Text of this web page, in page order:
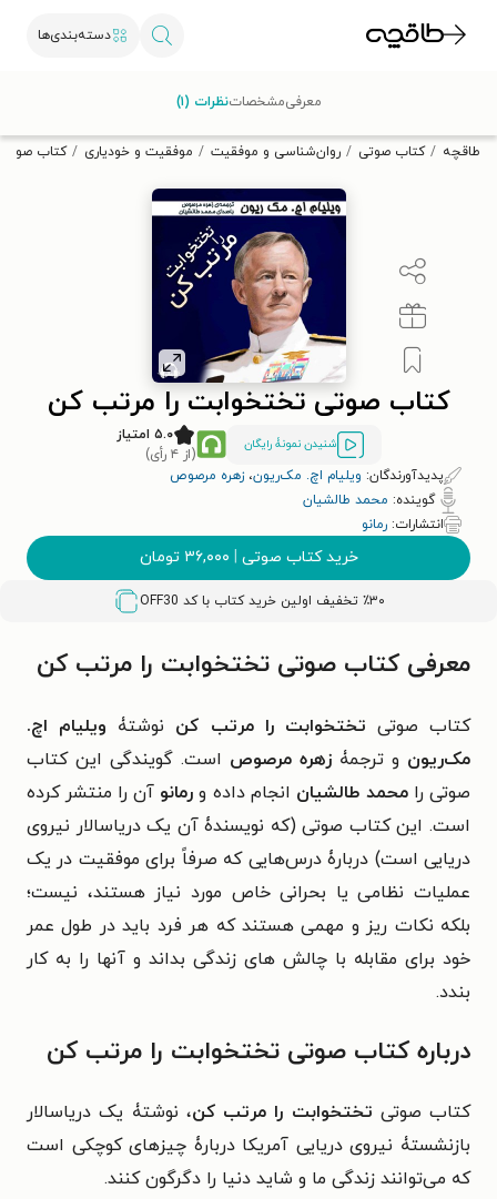
دسته‌بندی‌ها
تخفیف از طاقچه دریافت کن.
طاقچه کتاب صوتی روان‌شناسی و موفقیت موفقیت و خودیاری کتاب
کتاب صوتی تختخوابت را مرتب کن
شنیدن نمونۀ رایگان
۵.۰ امتیاز
(از ۴ رأی)
پدیدآورندگان: ویلیام اچ. مک‌ریون، زهره مرصوص
گوینده: محمد طالشیان
انتشارات: رمانو
خرید کتاب صوتی | ۳۶,۰۰۰ تومان
٪۳۰ تخفیف اولین خرید کتاب با کد OFF30
معرفیمشخصاتنظرات (۱)
معرفی کتاب صوتی تختخوابت را مرتب کن
کتاب صوتی تختخوابت را مرتب کن نوشتۀ ویلیام اچ.
مک‌ریون و ترجمۀ زهره مرصوص است. گویندگی این کتاب
صوتی را محمد طالشیان انجام داده و رمانو آن را منتشر کرده
است. این کتاب صوتی (که نویسندۀ آن یک دریاسالار نیروی
دریایی است) دربارۀ درس‌هایی که صرفاً برای موفقیت در یک
عملیات نظامی یا بحرانی خاص مورد نیاز هستند، نیست؛
بلکه نکات ریز و مهمی هستند که هر فرد باید در طول عمر
خود برای مقابله با چالش های زندگی بداند و آنها را به کار
بندد.
درباره کتاب صوتی تختخوابت را مرتب کن
کتاب صوتی تختخوابت را مرتب کن، نوشتۀ یک دریاسالار
بازنشستۀ نیروی دریایی آمریکا دربارۀ چیزهای کوچکی است
که می‌توانند زندگی ما و شاید دنیا را دگرگون کنند.